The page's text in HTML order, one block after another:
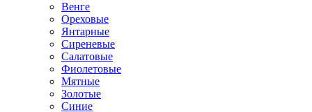
Венге
Ореховые
Янтарные
Сиреневые
Салатовые
Фиолетовые
Мятные
Золотые
Синие